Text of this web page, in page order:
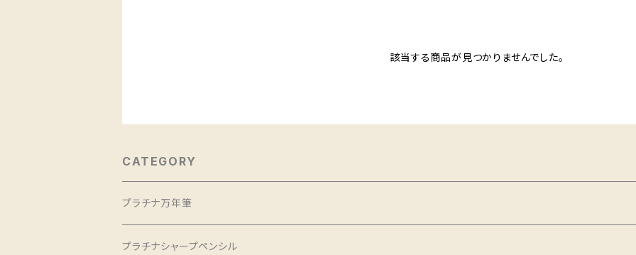
該当する商品が見つかりませんでした。
CATEGORY
プラチナ万年筆
プラチナシャープペンシル